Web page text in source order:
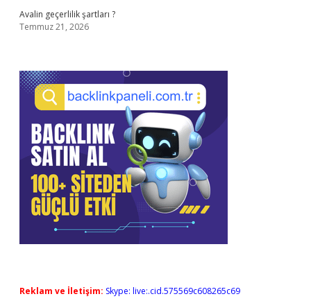
Avalin geçerlilik şartları ?
Temmuz 21, 2026
Reklam ve İletişim: Skype: live:.cid.575569c608265c69